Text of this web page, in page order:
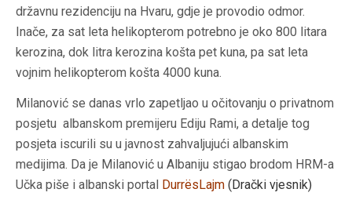
državnu rezidenciju na Hvaru, gdje je provodio odmor.
Inače, za sat leta helikopterom potrebno je oko 800 litara
kerozina, dok litra kerozina košta pet kuna, pa sat leta
vojnim helikopterom košta 4000 kuna.
Milanović se danas vrlo zapetljao u očitovanju o privatnom
posjetu albanskom premijeru Ediju Rami, a detalje tog
posjeta iscurili su u javnost zahvaljujući albanskim
medijima. Da je Milanović u Albaniju stigao brodom HRM-a
Učka piše i albanski portal DurrësLajm (Drački vjesnik)